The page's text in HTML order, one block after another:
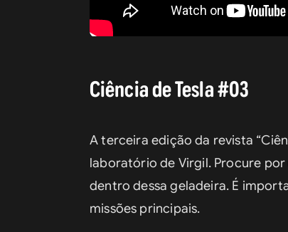
Ciência de Tesla #03
A terceira edição da revista
laboratório de Virgil. Procure
dentro dessa geladeira. É
missões principais.